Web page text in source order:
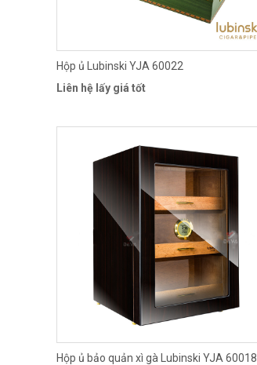
Hộp ủ Lubinski YJA 60022
Liên hệ lấy giá tốt
Hộp ủ bảo quản xì gà Lubinski YJA 60018